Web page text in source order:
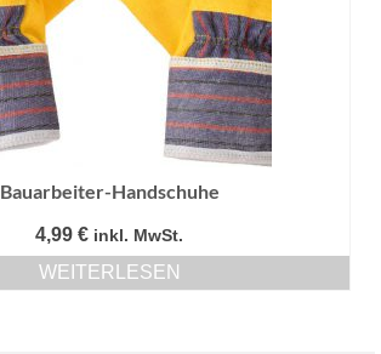
Bauarbeiter-Handschuhe
4,99 € inkl. MwSt.
WEITERLESEN